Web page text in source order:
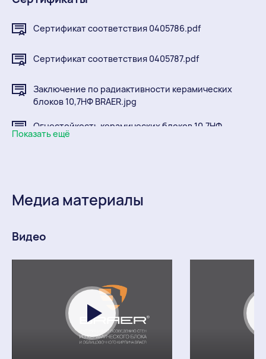
Сертификат соответствия 0405786.pdf
Сертификат соответствия 0405787.pdf
Заключение по радиактивности керамических
блоков 10,7НФ BRAER.jpg
Огнестойкость керамических блоков 10,7НФ
BRAER.pdf
размера 10,7NF.pdf
12,4NF.pdf
Сертификат соответствия Камень керамический
размера 12,4NF.pdf
Энергоэффективность керамических блоков
Показать ещё
Медиа материалы
Видео